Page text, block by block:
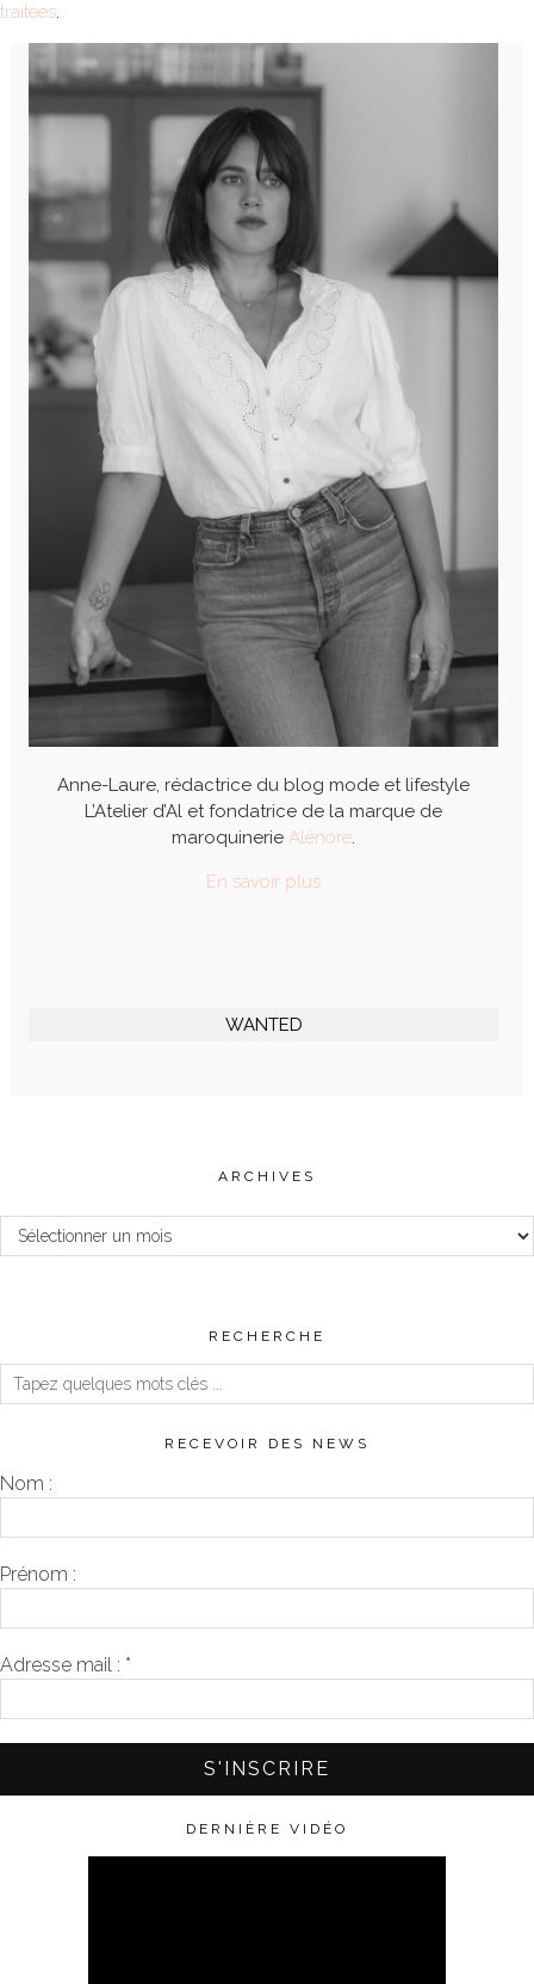
traitées.
Anne-Laure, rédactrice du blog mode et lifestyle
L’Atelier d’Al et fondatrice de la marque de
maroquinerie Alénore.
En savoir plus
WANTED
ARCHIVES
Archives
RECHERCHE
RECEVOIR DES NEWS
Nom :
Prénom :
Adresse mail : *
DERNIÈRE VIDÉO